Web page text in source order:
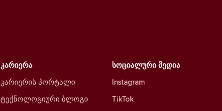
სოციალური მედია
Instagram
TikTok
კარიერა
კარიერის პორტალი
ტექნოლოგიური ბლოგი